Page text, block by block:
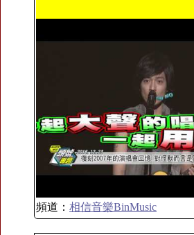
頻道： 相信音樂BinMusic